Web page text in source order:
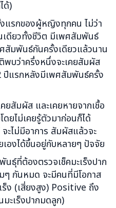
ด้)
รกของผู้หญิงทุกคน ไม่ว่า
ดียวทั้งชีวิต มีเพศสัมพันธ์
มพันธ์กันครั้งเดียวแล้วนาน
บว่าครึ่งหนึ่งจะเคยสัมผัส
ปีแรกหลังมีเพศสัมพันธ์ครั้ง
สัมผัส และเคยหายจากเชื้อ
ยไม่เคยรู้ตัวมาก่อนก็ได้
ะไม่มีอาการ สัมผัสแล้วจะ
เองได้ขึ้นอยู่กับหลายๆ ปัจจัย
ธุ์ที่ต้องตรวจเช็คมะเร็งปาก
ๆ กันหมด จะมีคนที่มีโอกาส
ง (เสี่ยงสูง) Positive ถึง
มะเร็งปากมดลูก)